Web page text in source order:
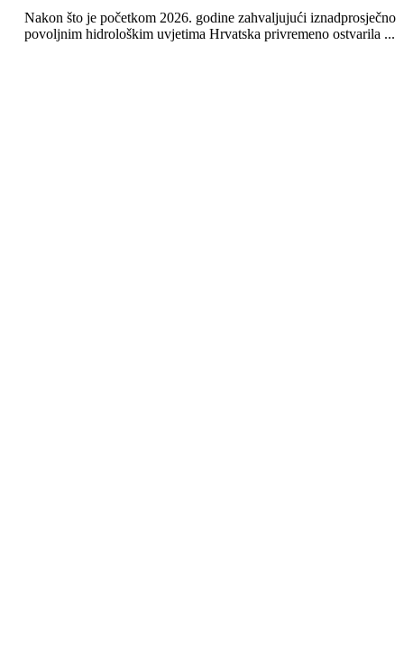
Nakon što je početkom 2026. godine zahvaljujući iznadprosječno
povoljnim hidrološkim uvjetima Hrvatska privremeno ostvarila ...